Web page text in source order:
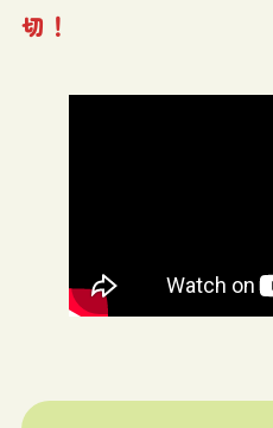
切！